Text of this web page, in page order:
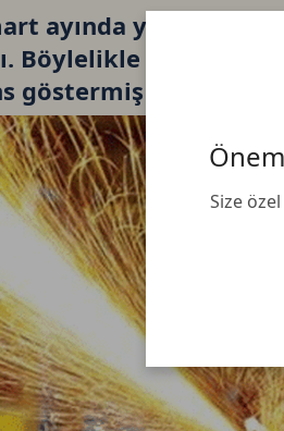
Size
ayında yıllık yüzde
Böylelikle sanayi
göstermiş oldu